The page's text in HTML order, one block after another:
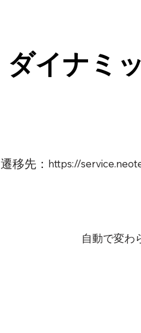
ダイナミ
遷移先： https://
自動で変わ